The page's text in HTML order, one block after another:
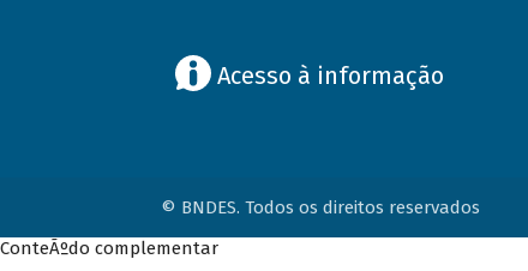
Acesso à informação
© BNDES. Todos os direitos reservados
ConteÃºdo complementar